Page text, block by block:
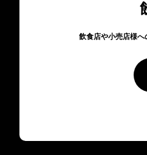
飲食店や小売店様へ